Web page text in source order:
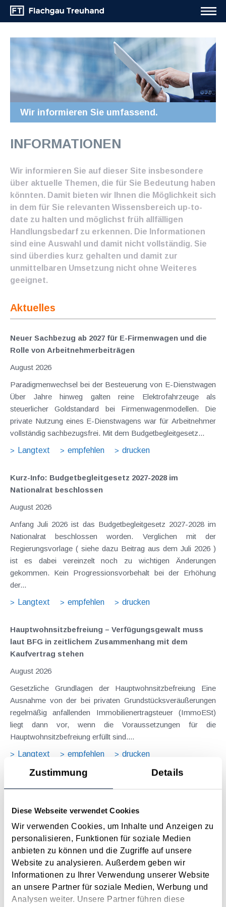
Zustimmung Details
Diese Webseite verwendet Cookies
Wir verwenden Cookies, um Inhalte und Anzeigen zu
personalisieren, Funktionen für soziale Medien
anbieten zu können und die Zugriffe auf unsere
Website zu analysieren. Außerdem geben wir
Informationen zu Ihrer Verwendung unserer Website
an unsere Partner für soziale Medien, Werbung und
Analysen weiter. Unsere Partner führen diese
Wir informieren Sie umfassend.
INFORMATIONEN
Wir informieren Sie auf dieser Site insbesondere
über aktuelle Themen, die für Sie Bedeutung haben
könnten. Damit bieten wir Ihnen die Möglichkeit sich
in dem für Sie relevanten Wissensbereich up-to-
date zu halten und möglichst früh allfälligen
Handlungsbedarf zu erkennen. Die Informationen
sind eine Auswahl und damit nicht vollständig. Sie
sind überdies kurz gehalten und damit zur
unmittelbaren Umsetzung nicht ohne Weiteres
geeignet.
Aktuelles
Neuer Sachbezug ab 2027 für E-Firmenwagen und die
Rolle von Arbeitnehmer​­beiträgen
August 2026
Paradigmenwechsel bei der Besteuerung von E-Dienstwagen
Über Jahre hinweg galten reine Elektrofahrzeuge als
steuerlicher Goldstandard bei Firmenwagenmodellen. Die
private Nutzung eines E-Dienstwagens war für Arbeitnehmer
vollständig sachbezugsfrei. Mit dem Budgetbegleitgesetz...
Langtext
empfehlen drucken
Kurz-Info: Budgetbegleitgesetz 2027-2028 im
Nationalrat beschlossen
August 2026
Anfang Juli 2026 ist das Budgetbegleitgesetz 2027-2028 im
Nationalrat beschlossen worden. Verglichen mit der
Regierungsvorlage ( siehe dazu Beitrag aus dem Juli 2026 )
ist es dabei vereinzelt noch zu wichtigen Änderungen
gekommen. Kein Progressionsvorbehalt bei der Erhöhung
der...
Langtext
empfehlen drucken
Hauptwohnsitz​­befreiung – Verfügungsgewalt muss
laut BFG in zeitlichem Zusammenhang mit dem
Kaufvertrag stehen
August 2026
Gesetzliche Grundlagen der Hauptwohnsitzbefreiung Eine
Ausnahme von der bei privaten Grundstücksveräußerungen
regelmäßig anfallenden Immobilienertragsteuer (ImmoESt)
liegt dann vor, wenn die Voraussetzungen für die
Hauptwohnsitzbefreiung erfüllt sind....
Langtext
empfehlen drucken
August 2026
Problemstellung und rechtlicher Hintergrund Tagesgelder
sollen Verpflegungsmehraufwendungen ausgleichen, welche
im Zuge von Dienstreisen (beruflich bedingten Reisen) durch
die Unkenntnis über die lokale Gastronomie resultieren –
typischerweise stellt sich das Problem in der...